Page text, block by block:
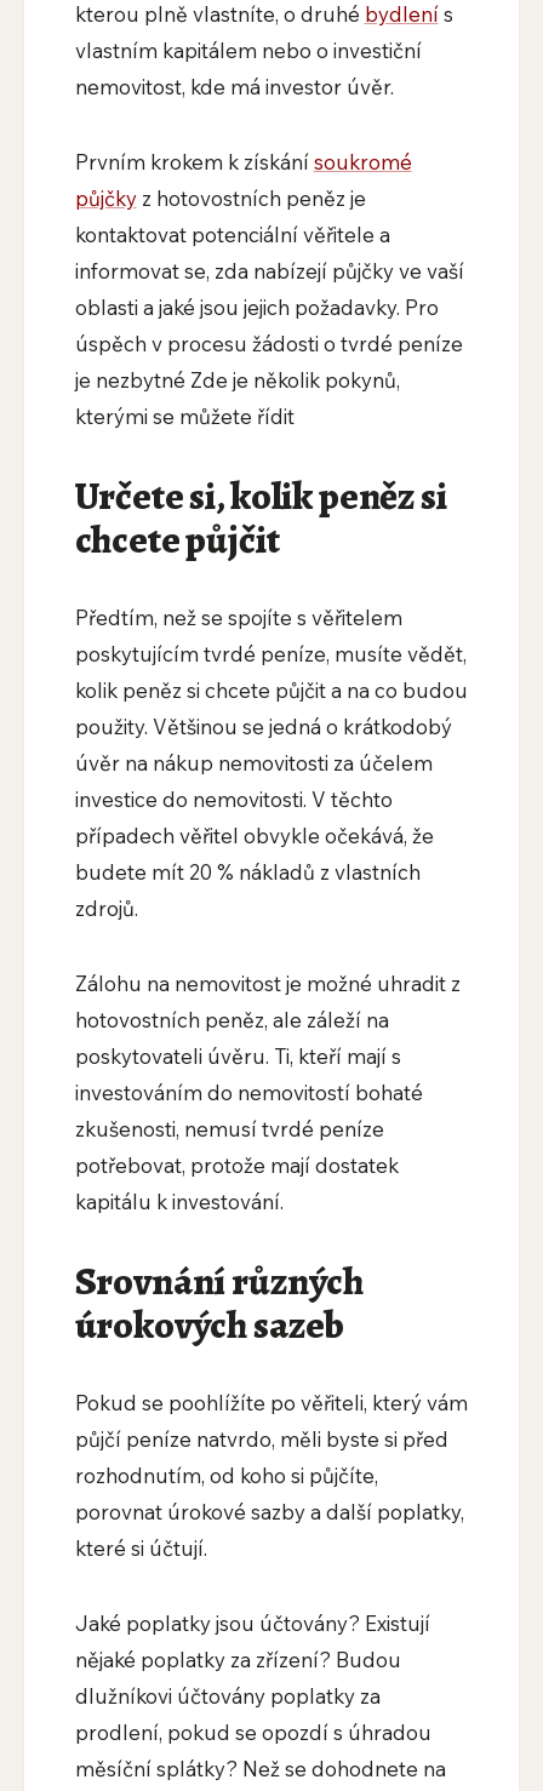
kterou plně vlastníte, o druhé bydlenís
vlastním kapitálem nebo o investiční
nemovitost, kde má investor úvěr.
Prvním krokem k získánísoukromé
půjčkyz hotovostních peněz je
kontaktovat potenciální věřitele a
informovat se, zda nabízejí půjčky ve vaší
oblasti a jaké jsou jejich požadavky. Pro
úspěch v procesu žádosti o tvrdé peníze
je nezbytné Zde je několik pokynů,
kterými se můžete řídit
Určete si, kolik peněz si
chcete půjčit
Předtím, než se spojíte s věřitelem
poskytujícím tvrdé peníze, musíte vědět,
kolik peněz si chcete půjčit a na co budou
použity. Většinou se jedná o krátkodobý
úvěr na nákup nemovitosti za účelem
investice do nemovitosti. V těchto
případech věřitel obvykle očekává, že
budete mít 20 % nákladů z vlastních
zdrojů.
Zálohu na nemovitost je možné uhradit z
hotovostních peněz, ale záleží na
poskytovateli úvěru. Ti, kteří mají s
investováním do nemovitostí bohaté
zkušenosti, nemusí tvrdé peníze
potřebovat, protože mají dostatek
kapitálu k investování.
Srovnání různých
úrokových sazeb
Pokud se poohlížíte po věřiteli, který vám
půjčí peníze natvrdo, měli byste si před
rozhodnutím, od koho si půjčíte,
porovnat úrokové sazby a další poplatky,
které si účtují.
Jaké poplatky jsou účtovány? Existují
nějaké poplatky za zřízení? Budou
dlužníkovi účtovány poplatky za
prodlení, pokud se opozdí s úhradou
měsíční splátky? Než se dohodnete na